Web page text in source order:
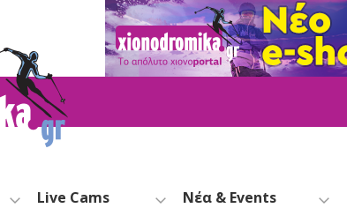
Live Cams Νέα & Events